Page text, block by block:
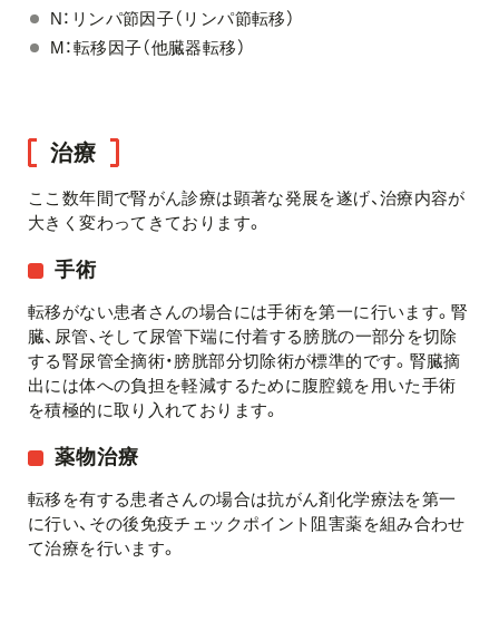
N：リンパ節因子（リンパ節転移）
M：転移因子（他臓器転移）
治療
ここ数年間で腎がん診療は顕著な発展を遂げ、治療内容が
大きく変わってきております。
手術
転移がない患者さんの場合には手術を第一に行います。腎
臓、尿管、そして尿管下端に付着する膀胱の一部分を切除
する腎尿管全摘術・膀胱部分切除術が標準的です。腎臓摘
出には体への負担を軽減するために腹腔鏡を用いた手術
を積極的に取り入れております。
薬物治療
転移を有する患者さんの場合は抗がん剤化学療法を第一
に行い、その後免疫チェックポイント阻害薬を組み合わせ
て治療を行います。